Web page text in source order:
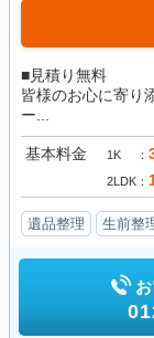
■見積り無料
皆様のお心に寄り
ー...
基本料金 1K
2LDK
遺品整理 生前整